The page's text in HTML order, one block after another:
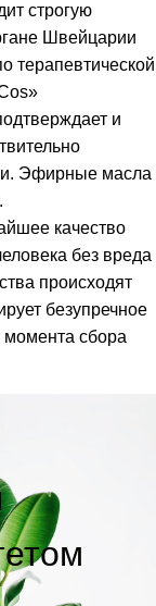
строгую
Швейцарии
терапевтической
и
Эфирные масла
качество
без вреда
происходят
безупречное
момента сбора